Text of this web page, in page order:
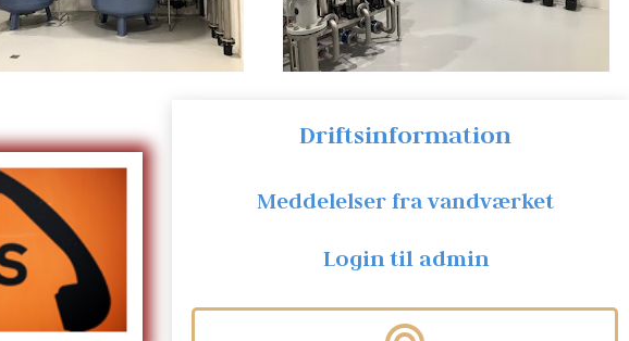
Driftsinformation
Meddelelser fra vandværket
Login til admin